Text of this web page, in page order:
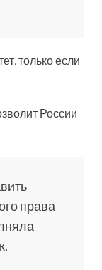
только если
России
права